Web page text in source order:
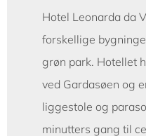
Hotel Leonarda da
forskellige
grøn park. Hotellet
ved Gardasøen og
liggestole og
minutters gang til